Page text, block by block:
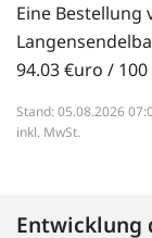
Eine Bestellung
94.03 €uro / 100
Stand: 05.08.2026
inkl. MwSt.
Entwicklung